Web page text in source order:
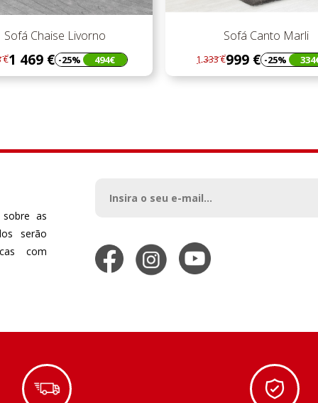
Sofá Chaise Livorno
€1 469 € -25% 494€
Sofá Canto Marli
Regular
preço
1 333 €999 €
Preço -25%
as
serão
com